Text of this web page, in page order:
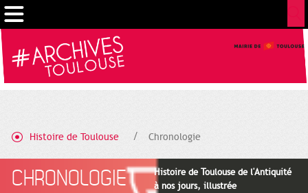
Histoire de Toulouse Chronologie
CHRONOLOGIE
Histoire de Toulouse de l'Antiquité
à nos jours, illustrée
Gestion de vos préférences sur les cookies